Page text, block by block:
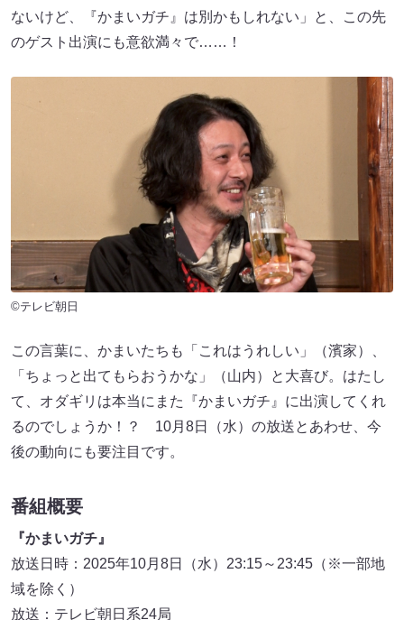
ないけど、『かまいガチ』は別かもしれない」と、この先
のゲスト出演にも意欲満々で……！
©テレビ朝日
この言葉に、かまいたちも「これはうれしい」（濱家）、
「ちょっと出てもらおうかな」（山内）と大喜び。はたし
て、オダギリは本当にまた『かまいガチ』に出演してくれ
るのでしょうか！？ 10月8日（水）の放送とあわせ、今
後の動向にも要注目です。
番組概要
『かまいガチ』
放送日時：2025年10月8日（水）23:15～23:45（※一部地
域を除く）
放送：テレビ朝日系24局